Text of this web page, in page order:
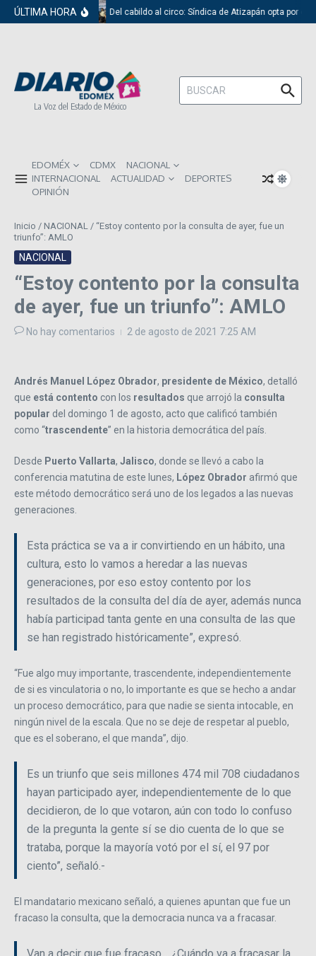
Saltar al contenido
ÚLTIMA HORA Del cabildo al circo: Síndica de Atizapán opta por el
La Voz del Estado de México
Buscar:
EDOMÉX CDMX
NACIONAL
INTERNACIONAL
ACTUALIDAD
DEPORTES
OPINIÓN
Inicio / NACIONAL / “Estoy contento por la consulta de ayer, fue un
triunfo”: AMLO
NACIONAL
“Estoy contento por la consulta
de ayer, fue un triunfo”: AMLO
No hay comentarios 2 de agosto de 2021 7:25 AM
Andrés Manuel López Obrador, presidente de México, detalló
que está contento con los resultados que arrojó la consulta
popular del domingo 1 de agosto, acto que calificó también
como “trascendente” en la historia democrática del país.
Desde Puerto Vallarta, Jalisco, donde se llevó a cabo la
conferencia matutina de este lunes, López Obrador afirmó que
este método democrático será uno de los legados a las nuevas
generaciones.
Esta práctica se va a ir convirtiendo en un hábito, una
cultura, esto lo vamos a heredar a las nuevas
generaciones, por eso estoy contento por los
resultados de la consulta del día de ayer, además nunca
había participad tanta gente en una consulta de las que
se han registrado históricamente”, expresó.
“Fue algo muy importante, trascendente, independientemente
de si es vinculatoria o no, lo importante es que se hecho a andar
un proceso democrático, para que nadie se sienta intocable, en
ningún nivel de la escala. Que no se deje de respetar al pueblo,
que es el soberano, el que manda”, dijo.
Es un triunfo que seis millones 474 mil 708 ciudadanos
hayan participado ayer, independientemente de lo que
decidieron, de lo que votaron, aún con todo lo confuso
de la pregunta la gente sí se dio cuenta de lo que se
trataba, porque la mayoría votó por el sí, el 97 por
ciento”, señaló.-
El mandatario mexicano señaló, a quienes apuntan que fue un
fracaso la consulta, que la democracia nunca va a fracasar.